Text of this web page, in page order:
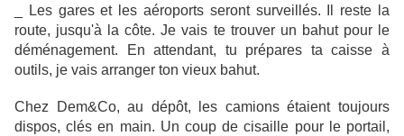
_ Les gares et les aéroports seront surveillés. Il reste la
route, jusqu'à la côte. Je vais te trouver un bahut pour le
déménagement. En attendant, tu prépares ta caisse à
outils, je vais arranger ton vieux bahut.
Chez Dem&Co, au dépôt, les camions étaient toujours
dispos, clés en main. Un coup de cisaille pour le portail,